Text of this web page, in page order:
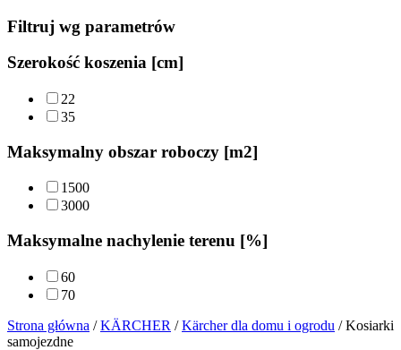
Filtruj wg parametrów
Szerokość koszenia [cm]
22
35
Maksymalny obszar roboczy [m2]
1500
3000
Maksymalne nachylenie terenu [%]
60
70
Strona główna /KÄRCHER /Kärcher dla domu i ogrodu / Kosiarki
samojezdne